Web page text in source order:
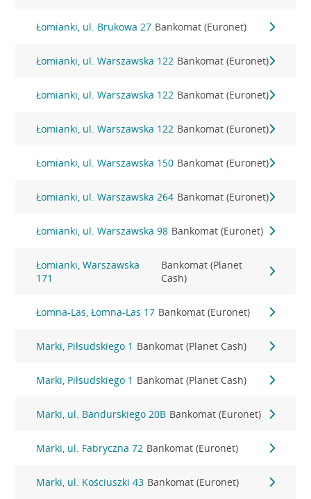
Łomianki, ul. Brukowa 27 Bankomat (Euronet)
Łomianki, ul. Warszawska 122 Bankomat (Euronet)
Łomianki, ul. Warszawska 122 Bankomat (Euronet)
Łomianki, ul. Warszawska 122 Bankomat (Euronet)
Łomianki, ul. Warszawska 150 Bankomat (Euronet)
Łomianki, ul. Warszawska 264 Bankomat (Euronet)
Łomianki, ul. Warszawska 98 Bankomat (Euronet)
Łomianki, Warszawska
171
Bankomat (Planet
Cash)
Łomna-Las, Łomna-Las 17 Bankomat (Euronet)
Marki, Piłsudskiego 1 Bankomat (Planet Cash)
Marki, Piłsudskiego 1 Bankomat (Planet Cash)
Marki, ul. Bandurskiego 20B Bankomat (Euronet)
Marki, ul. Fabryczna 72 Bankomat (Euronet)
Marki, ul. Kościuszki 43 Bankomat (Euronet)